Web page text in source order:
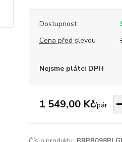
Dostupnost
Cena před slevou
Nejsme plátci DPH
1 549,00 Kč/pár